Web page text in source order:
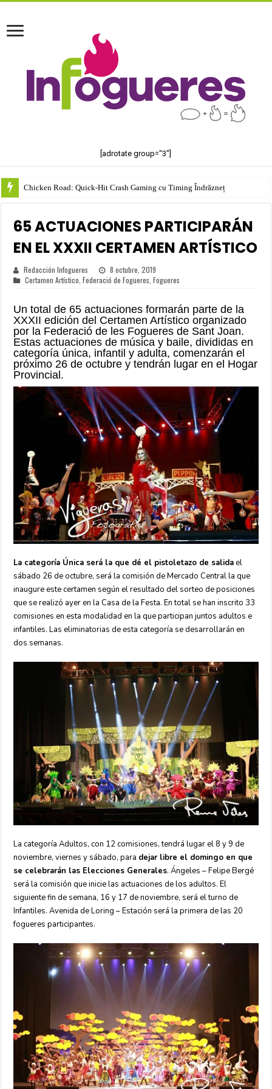
[adrotate group="3"]
Chicken Road: Quick‑Hit Crash Gaming cu Timing Îndrăzneț
65 ACTUACIONES PARTICIPARÁN
EN EL XXXII CERTAMEN ARTÍSTICO
Redacción Infogueres
8 octubre, 2019
Certamen Artístico ,Federació de Fogueres ,Fogueres
Un total de 65 actuaciones formarán parte de la
XXXII edición del Certamen Artístico organizado
por la Federació de les Fogueres de Sant Joan.
Estas actuaciones de música y baile, divididas en
categoría única, infantil y adulta, comenzarán el
próximo 26 de octubre y tendrán lugar en el Hogar
Provincial.
La categoría Única será la que dé el pistoletazo de salidael
sábado 26 de octubre, será la comisión de Mercado Central la que
inaugure este certamen según el resultado del sorteo de posiciones
que se realizó ayer en la Casa de la Festa. En total se han inscrito 33
comisiones en esta modalidad en la que participan juntos adultos e
infantiles. Las eliminatorias de esta categoría se desarrollarán en
dos semanas.
La categoría Adultos, con 12 comisiones, tendrá lugar el 8 y 9 de
noviembre, viernes y sábado, para dejar libre el domingo en que
se celebrarán las Elecciones Generales. Ángeles – Felipe Bergé
será la comisión que inicie las actuaciones de los adultos. El
siguiente fin de semana, 16 y 17 de noviembre, será el turno de
Infantiles. Avenida de Loring – Estación será la primera de las 20
fogueres participantes.